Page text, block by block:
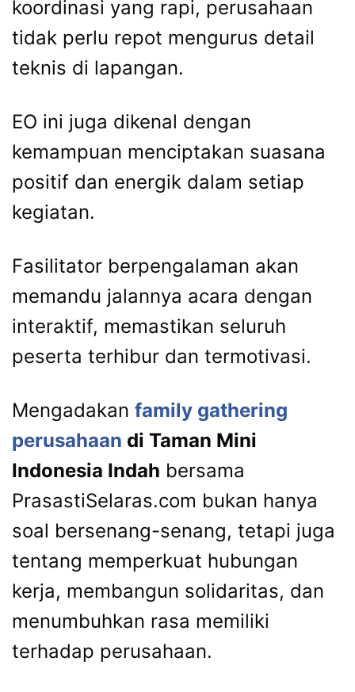
koordinasi yang rapi, perusahaan
tidak perlu repot mengurus detail
teknis di lapangan.
EO ini juga dikenal dengan
kemampuan menciptakan suasana
positif dan energik dalam setiap
kegiatan.
Fasilitator berpengalaman akan
memandu jalannya acara dengan
interaktif, memastikan seluruh
peserta terhibur dan termotivasi.
Mengadakan family gathering
perusahaan di Taman Mini
Indonesia Indah bersama
PrasastiSelaras.com bukan hanya
soal bersenang-senang, tetapi juga
tentang memperkuat hubungan
kerja, membangun solidaritas, dan
menumbuhkan rasa memiliki
terhadap perusahaan.